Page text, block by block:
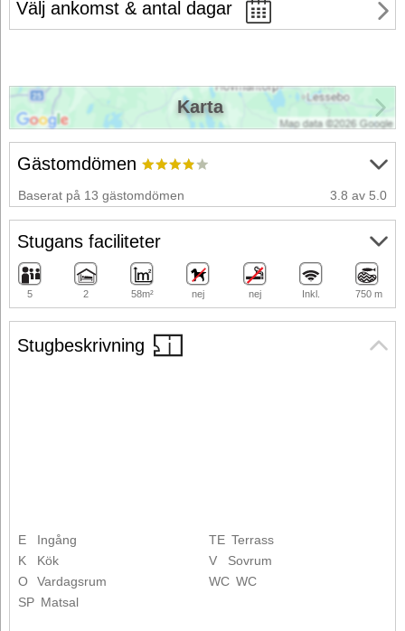
Välj ankomst & antal dagar
Stugbeskrivning
E
Ingång
K
Kök
O
Vardagsrum
SP Matsal
TE Terrass
V
Sovrum
WC WC
Gästomdömen
Baserat på 13 gästomdömen 3.8 av 5.0
Stugans faciliteter
5 2 58m² nej nej Inkl. 750 m
Karta